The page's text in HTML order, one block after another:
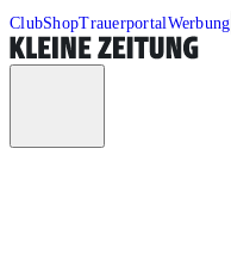
ClubShopTrauerportalWerbung